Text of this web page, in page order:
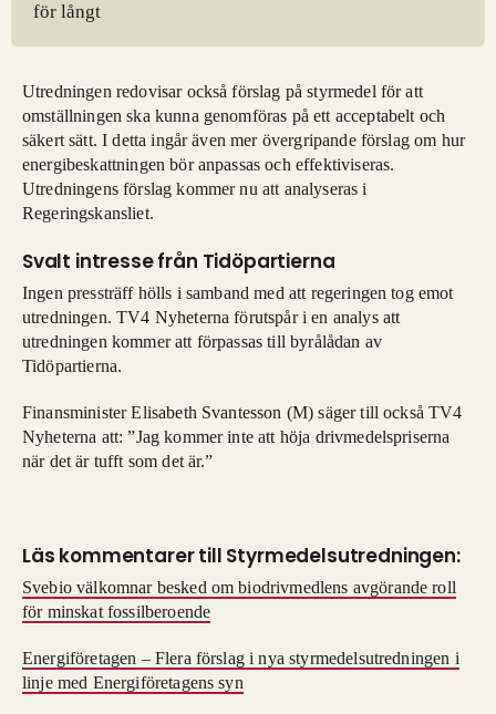
för långt
Utredningen redovisar också förslag på styrmedel för att
omställningen ska kunna genomföras på ett acceptabelt och
säkert sätt. I detta ingår även mer övergripande förslag om hur
energibeskattningen bör anpassas och effektiviseras.
Utredningens förslag kommer nu att analyseras i
Regeringskansliet.
Svalt intresse från Tidöpartierna
Ingen pressträff hölls i samband med att regeringen tog emot
utredningen. TV4 Nyheterna förutspår i en analys att
utredningen kommer att förpassas till byrålådan av
Tidöpartierna.
Finansminister Elisabeth Svantesson (M) säger till också TV4
Nyheterna att: ”Jag kommer inte att höja drivmedelspriserna
när det är tufft som det är.”
Läs kommentarer till Styrmedelsutredningen:
Svebio välkomnar besked om biodrivmedlens avgörande roll
för minskat fossilberoende
Energiföretagen – Flera förslag i nya styrmedelsutredningen i
linje med Energiföretagens syn